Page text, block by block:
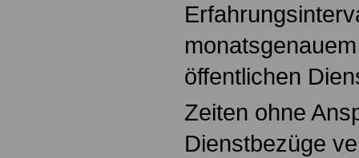
öffentlichen
Zeiten ohne
Dienstbezüge